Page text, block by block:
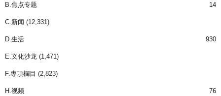
B.焦点专题 14
C.新闻 (12,331)
D.生活 930
E.文化沙龙 (1,471)
F.專項欄目 (2,823)
H.视频 76